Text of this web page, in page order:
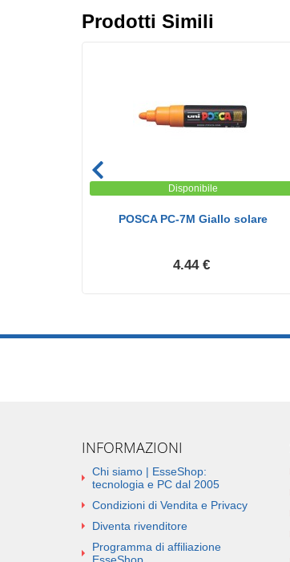
Prodotti Simili
Disponibile
POSCA PC-7M Giallo solare
4.44 €
INFORMAZIONI
Chi siamo | EsseShop:
tecnologia e PC dal 2005
Condizioni di Vendita e Privacy
Diventa rivenditore
Programma di affiliazione